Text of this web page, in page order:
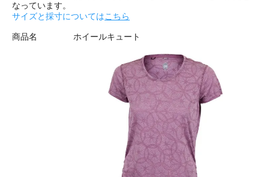
なっています。
サイズと採寸についてはこちら
商品名 ホイールキュート